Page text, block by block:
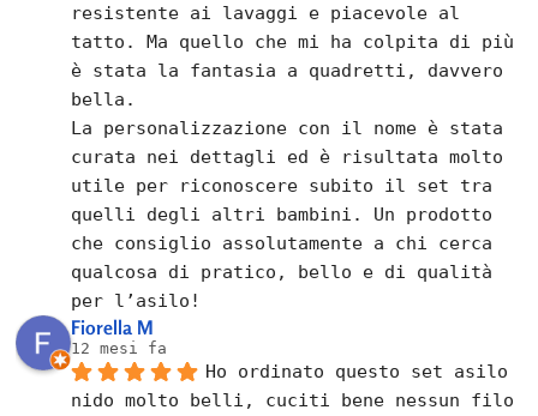
resistente ai lavaggi e piacevole al
tatto. Ma quello che mi ha colpita di più
è stata la fantasia a quadretti, davvero
bella.
La personalizzazione con il nome è stata
curata nei dettagli ed è risultata molto
utile per riconoscere subito il set tra
quelli degli altri bambini. Un prodotto
che consiglio assolutamente a chi cerca
qualcosa di pratico, bello e di qualità
per l’asilo!
Fiorella M
12 mesi fa
Ho ordinato questo set asilo
nido molto belli, cuciti bene nessun filo